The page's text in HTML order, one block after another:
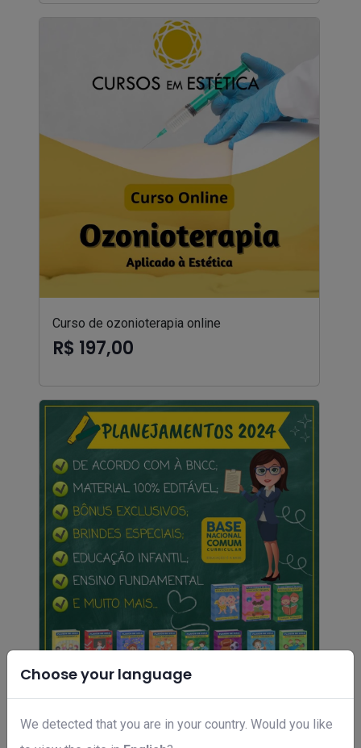
Choose your language
We detected that you are in your country. Would you like
Curso de ozonioterapia online
R$ 197,00
R$ 97,00